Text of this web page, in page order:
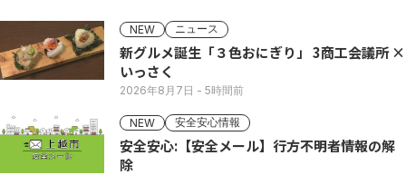
NEW ニュース
新グルメ誕生「３色おにぎり」 3商工会議所 ×
いっさく
2026年8月7日 - 5時間前
NEW 安全安心情報
安全安心:【安全メール】行方不明者情報の解
除